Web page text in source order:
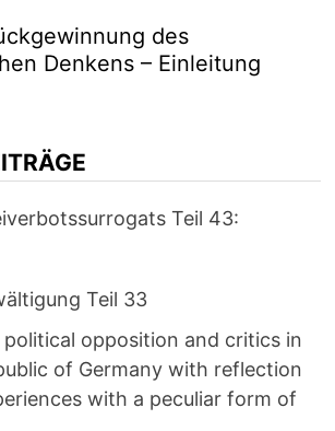
des
Denkens – Einleitung
Teil 43:
Teil 33
political opposition and critics in
of Germany with reflection
with a peculiar form of